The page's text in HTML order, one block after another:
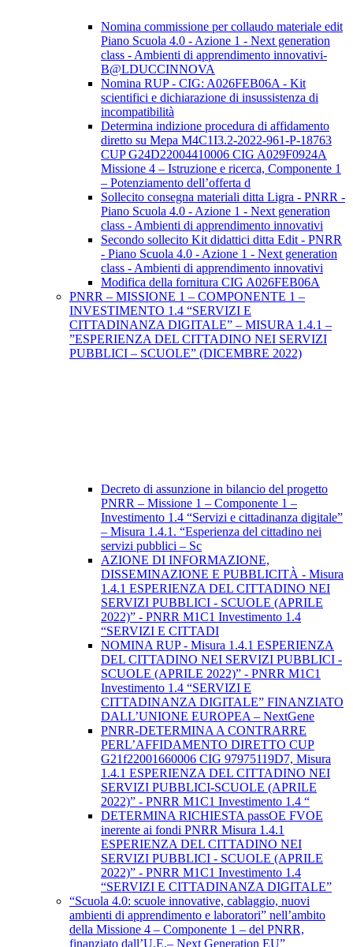
Nomina commissione per collaudo materiale edit
Piano Scuola 4.0 - Azione 1 - Next generation
class - Ambienti di apprendimento innovativi-
B@LDUCCINNOVA
Nomina RUP - CIG: A026FEB06A - Kit
scientifici e dichiarazione di insussistenza di
incompatibilità
Determina indizione procedura di affidamento
diretto su Mepa M4C1I3.2-2022-961-P-18763
CUP G24D22004410006 CIG A029F0924A
Missione 4 – Istruzione e ricerca, Componente 1
– Potenziamento dell’offerta d
Sollecito consegna materiali ditta Ligra - PNRR -
Piano Scuola 4.0 - Azione 1 - Next generation
class - Ambienti di apprendimento innovativi
Secondo sollecito Kit didattici ditta Edit - PNRR
- Piano Scuola 4.0 - Azione 1 - Next generation
class - Ambienti di apprendimento innovativi
Modifica della fornitura CIG A026FEB06A
PNRR – MISSIONE 1 – COMPONENTE 1 –
INVESTIMENTO 1.4 “SERVIZI E
CITTADINANZA DIGITALE” – MISURA 1.4.1 –
”ESPERIENZA DEL CITTADINO NEI SERVIZI
PUBBLICI – SCUOLE” (DICEMBRE 2022)
Decreto di assunzione in bilancio del progetto
PNRR – Missione 1 – Componente 1 –
Investimento 1.4 “Servizi e cittadinanza digitale”
– Misura 1.4.1. “Esperienza del cittadino nei
servizi pubblici – Sc
AZIONE DI INFORMAZIONE,
DISSEMINAZIONE E PUBBLICITÀ - Misura
1.4.1 ESPERIENZA DEL CITTADINO NEI
SERVIZI PUBBLICI - SCUOLE (APRILE
2022)” - PNRR M1C1 Investimento 1.4
“SERVIZI E CITTADI
NOMINA RUP - Misura 1.4.1 ESPERIENZA
DEL CITTADINO NEI SERVIZI PUBBLICI -
SCUOLE (APRILE 2022)” - PNRR M1C1
Investimento 1.4 “SERVIZI E
CITTADINANZA DIGITALE” FINANZIATO
DALL’UNIONE EUROPEA – NextGene
PNRR-DETERMINA A CONTRARRE
PERL’AFFIDAMENTO DIRETTO CUP
G21f22001660006 CIG 97975119D7, Misura
1.4.1 ESPERIENZA DEL CITTADINO NEI
SERVIZI PUBBLICI-SCUOLE (APRILE
2022)” - PNRR M1C1 Investimento 1.4 “
DETERMINA RICHIESTA passOE FVOE
inerente ai fondi PNRR Misura 1.4.1
ESPERIENZA DEL CITTADINO NEI
SERVIZI PUBBLICI - SCUOLE (APRILE
2022)” - PNRR M1C1 Investimento 1.4
“SERVIZI E CITTADINANZA DIGITALE”
“Scuola 4.0: scuole innovative, cablaggio, nuovi
ambienti di apprendimento e laboratori” nell’ambito
della Missione 4 – Componente 1 – del PNRR,
finanziato dall’U.E.– Next Generation EU”